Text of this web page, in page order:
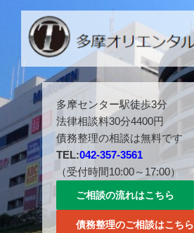
ス
ッ
プ
多摩センター駅徒歩３分。042-357-3561。
多摩センター駅徒歩3分
法律相談料30分4400円
債務整理の相談は無料です
TEL:042-357-3561
（受付時間10:00～17:00）
ご相談の流れはこちら
債務整理のご相談はこちら